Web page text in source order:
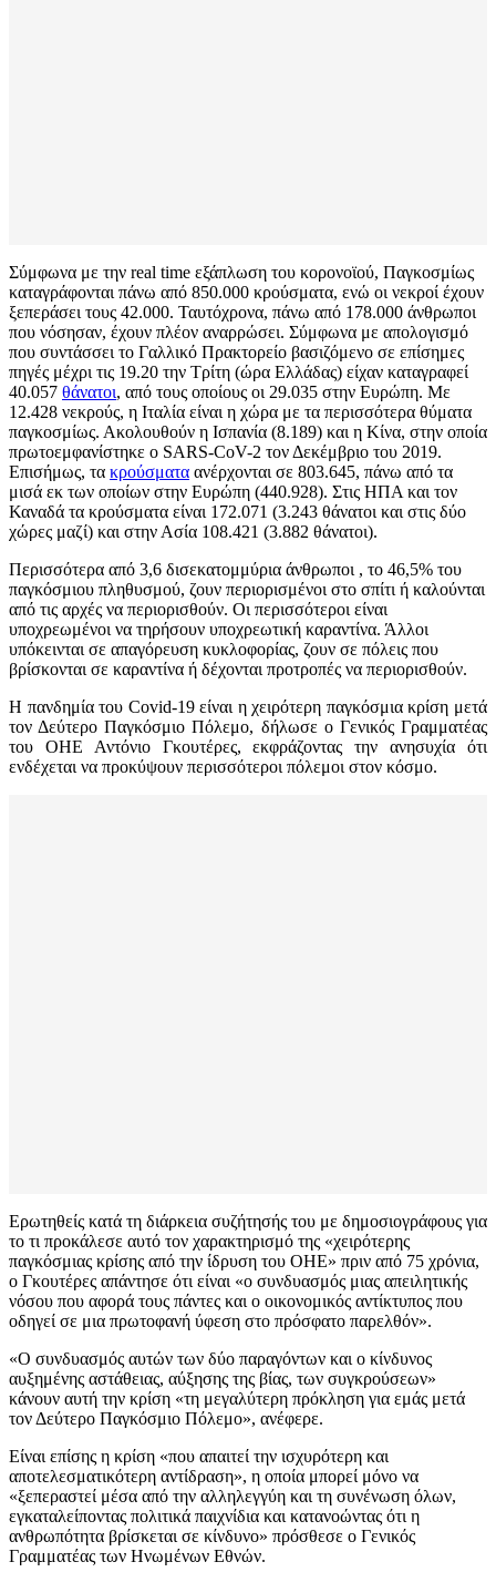
Σύμφωνα με την real time εξάπλωση του κορονοϊού, Παγκοσμίως
καταγράφονται πάνω από 850.000 κρούσματα, ενώ οι νεκροί έχουν
ξεπεράσει τους 42.000. Ταυτόχρονα, πάνω από 178.000 άνθρωποι
που νόσησαν, έχουν πλέον αναρρώσει. Σύμφωνα με απολογισμό
που συντάσσει το Γαλλικό Πρακτορείο βασιζόμενο σε επίσημες
πηγές μέχρι τις 19.20 την Τρίτη (ώρα Ελλάδας) είχαν καταγραφεί
40.057 θάνατοι, από τους οποίους οι 29.035 στην Ευρώπη. Με
12.428 νεκρούς, η Ιταλία είναι η χώρα με τα περισσότερα θύματα
παγκοσμίως. Ακολουθούν η Ισπανία (8.189) και η Κίνα, στην οποία
πρωτοεμφανίστηκε ο SARS-CoV-2 τον Δεκέμβριο του 2019.
Επισήμως, τα κρούσματα ανέρχονται σε 803.645, πάνω από τα
μισά εκ των οποίων στην Ευρώπη (440.928). Στις ΗΠΑ και τον
Καναδά τα κρούσματα είναι 172.071 (3.243 θάνατοι και στις δύο
χώρες μαζί) και στην Ασία 108.421 (3.882 θάνατοι).
Περισσότερα από 3,6 δισεκατομμύρια άνθρωποι , το 46,5% του
παγκόσμιου πληθυσμού, ζουν περιορισμένοι στο σπίτι ή καλούνται
από τις αρχές να περιορισθούν. Οι περισσότεροι είναι
υποχρεωμένοι να τηρήσουν υποχρεωτική καραντίνα. Άλλοι
υπόκεινται σε απαγόρευση κυκλοφορίας, ζουν σε πόλεις που
βρίσκονται σε καραντίνα ή δέχονται προτροπές να περιορισθούν.
Η πανδημία του Covid-19 είναι η χειρότερη παγκόσμια κρίση μετά
τον Δεύτερο Παγκόσμιο Πόλεμο, δήλωσε ο Γενικός Γραμματέας
του ΟΗΕ Αντόνιο Γκουτέρες, εκφράζοντας την ανησυχία ότι
ενδέχεται να προκύψουν περισσότεροι πόλεμοι στον κόσμο.
Ερωτηθείς κατά τη διάρκεια συζήτησής του με δημοσιογράφους για
το τι προκάλεσε αυτό τον χαρακτηρισμό της «χειρότερης
παγκόσμιας κρίσης από την ίδρυση του ΟΗΕ» πριν από 75 χρόνια,
ο Γκουτέρες απάντησε ότι είναι «ο συνδυασμός μιας απειλητικής
νόσου που αφορά τους πάντες και ο οικονομικός αντίκτυπος που
οδηγεί σε μια πρωτοφανή ύφεση στο πρόσφατο παρελθόν».
«Ο συνδυασμός αυτών των δύο παραγόντων και ο κίνδυνος
αυξημένης αστάθειας, αύξησης της βίας, των συγκρούσεων»
κάνουν αυτή την κρίση «τη μεγαλύτερη πρόκληση για εμάς μετά
τον Δεύτερο Παγκόσμιο Πόλεμο», ανέφερε.
Είναι επίσης η κρίση «που απαιτεί την ισχυρότερη και
αποτελεσματικότερη αντίδραση», η οποία μπορεί μόνο να
«ξεπεραστεί μέσα από την αλληλεγγύη και τη συνένωση όλων,
εγκαταλείποντας πολιτικά παιχνίδια και κατανοώντας ότι η
ανθρωπότητα βρίσκεται σε κίνδυνο» πρόσθεσε ο Γενικός
Γραμματέας των Ηνωμένων Εθνών.